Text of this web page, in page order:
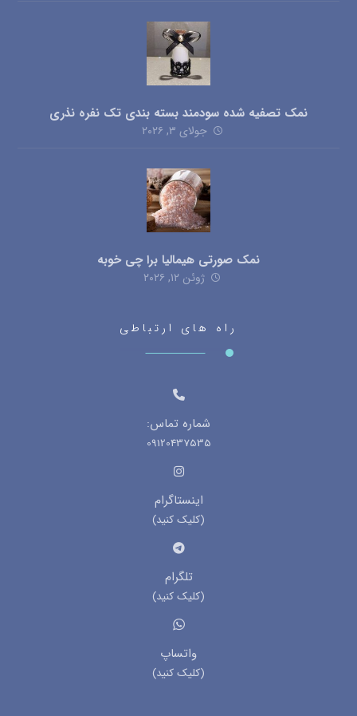
نمک تصفیه شده سودمند بسته بندی تک نفره نذری
جولای ۳, ۲۰۲۶
نمک صورتی هیمالیا برا چی خوبه
ژوئن ۱۲, ۲۰۲۶
راه های ارتباطی
شماره تماس:
09120437535
اینستاگرام
(کلیک کنید)
تلگرام
(کلیک کنید)
واتساپ
(کلیک کنید)